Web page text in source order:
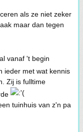
als ze niet zeker
maar dan tegen
vanaf 't begin
ieder met wat kennis
Zij is fulltime
tuinhuis van z'n pa